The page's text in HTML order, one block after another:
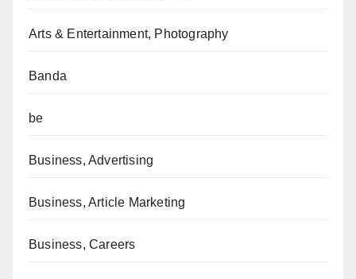
Arts & Entertainment, Photography
Banda
be
Business, Advertising
Business, Article Marketing
Business, Careers